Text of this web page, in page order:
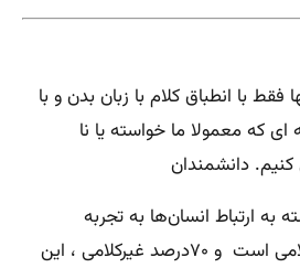
با انطباق کلام با زبان بدن و با
که معمولا ما خواسته یا نا
دانشمندان
ارتباط انسان‌ها به تجربه
دریافتند که ۳۰درصد کلامی است و ۷۰درصد غیرکلامی ، این